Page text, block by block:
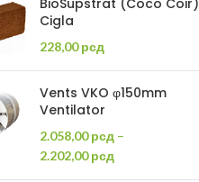
BioSupstrat (Coco Coir)
Cigla
228,00рсд
Vents VKO φ150mm
Ventilator
2.058,00рсд –
2.202,00рсд